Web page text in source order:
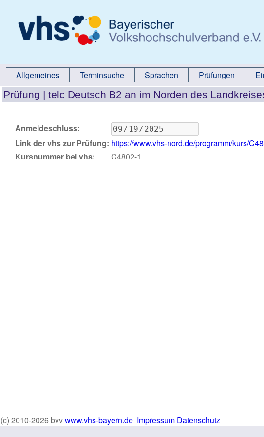
Allgemeines Terminsuche Sprachen Prüfungen
Prüfung | telc Deutsch B2 an im Norden des
Anmeldeschluss:
Link der vhs zur Prüfung: https://www.vhs-nord.de/programm/kurs/
Kursnummer bei vhs:
C4802-1
(c) 2010-2026 bvvwww.vhs-bayern.de Impressum Datenschutz